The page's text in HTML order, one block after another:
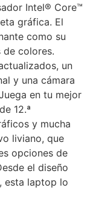
Intel® Core™
gráfica. El
como su
de colores.
un
y una cámara
en tu mejor
12.ª
y mucha
liviano, que
opciones de
el diseño
esta laptop lo